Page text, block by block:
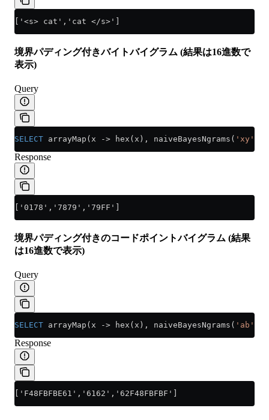
['<s> cat','cat </s>']
境界パディング付きバイトバイグラム (結果は16進数で
表示)
Query
SELECT arrayMap(x -> hex(x), naiveBayesNgrams( 'xy'
Response
['0178','7879','79FF']
境界パディング付きのコードポイントバイグラム (結果
は16進数で表示)
Query
SELECT arrayMap(x -> hex(x), naiveBayesNgrams( 'ab'
Response
['F48FBFBE61','6162','62F48FBFBF']